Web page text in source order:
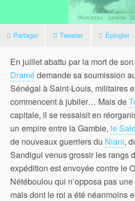
Partager Tweeter Épingler
En juillet abattu par la mort de
Dramédemande sa soumission
Sénégal à Saint-Louis, militaires
commencent à jubiler… Mais de
capitale, il se ressaisit en
un empire entre la Gambie, le
de nouveaux guerriers du Niani,
Sandigui venus grossir les rangs
expédition est envoyée contre le
Nétéboulou qui n’opposa pas
mais dont le roi a été néanmoins